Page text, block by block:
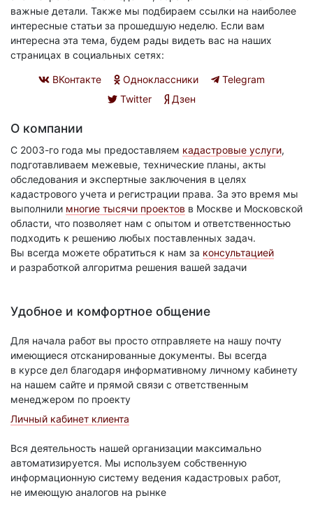
важные детали. Также мы подбираем ссылки на наиболее
интересные статьи за прошедшую неделю. Если вам
интересна эта тема, будем рады видеть вас на наших
страницах в социальных сетях:
ВКонтакте Одноклассники
Telegram
Twitter
Дзен
О компании
С 2003-го года мы предоставляем кадастровые услуги,
подготавливаем межевые, технические планы, акты
обследования и экспертные заключения в целях
кадастрового учета и регистрации права. За это время мы
выполнили многие тысячи проектов в Москве и Московской
области, что позволяет нам с опытом и ответственностью
подходить к решению любых поставленных задач.
Вы всегда можете обратиться к нам за консультацией
и разработкой алгоритма решения вашей задачи
Удобное и комфортное общение
Для начала работ вы просто отправляете на нашу почту
имеющиеся отсканированные документы. Вы всегда
в курсе дел благодаря информативному личному кабинету
на нашем сайте и прямой связи с ответственным
менеджером по проекту
Личный кабинет клиента
Вся деятельность нашей организации максимально
автоматизируется. Мы используем собственную
информационную систему ведения кадастровых работ,
не имеющую аналогов на рынке